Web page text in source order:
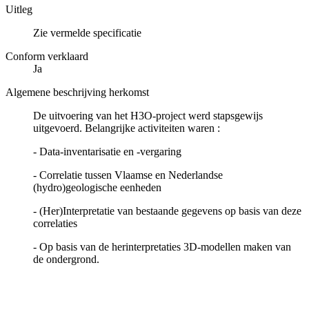
Uitleg
Zie vermelde specificatie
Conform verklaard
Ja
Algemene beschrijving herkomst
De uitvoering van het H3O-project werd stapsgewijs
uitgevoerd. Belangrijke activiteiten waren :
- Data-inventarisatie en -vergaring
- Correlatie tussen Vlaamse en Nederlandse
(hydro)geologische eenheden
- (Her)Interpretatie van bestaande gegevens op basis van deze
correlaties
- Op basis van de herinterpretaties 3D-modellen maken van
de ondergrond.